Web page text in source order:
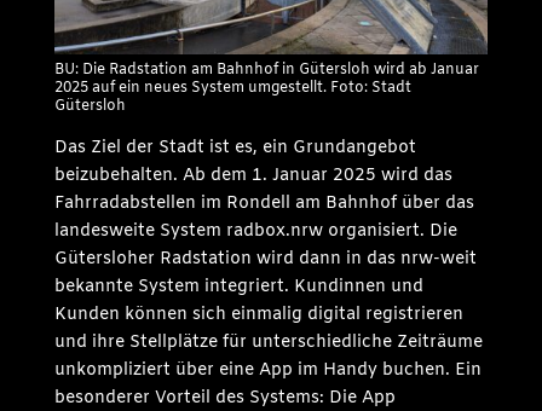
BU: Die Radstation am Bahnhof in Gütersloh wird ab Januar
2025 auf ein neues System umgestellt. Foto: Stadt
Gütersloh
Das Ziel der Stadt ist es, ein Grundangebot
beizubehalten. Ab dem 1. Januar 2025 wird das
Fahrradabstellen im Rondell am Bahnhof über das
landesweite System radbox.nrw organisiert. Die
Gütersloher Radstation wird dann in das nrw-weit
bekannte System integriert. Kundinnen und
Kunden können sich einmalig digital registrieren
und ihre Stellplätze für unterschiedliche Zeiträume
unkompliziert über eine App im Handy buchen. Ein
besonderer Vorteil des Systems: Die App